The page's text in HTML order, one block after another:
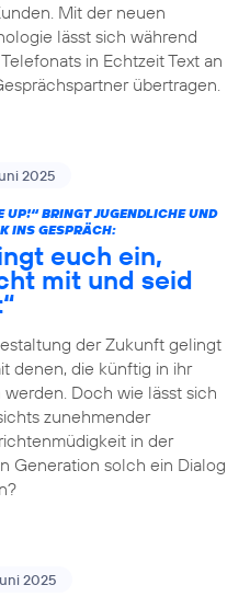
Mit der neuen
lässt sich während
in Echtzeit Text an
übertragen.
2025
UP!“ BRINGT JUGENDLICHE UND
INS GESPRÄCH:
euch ein,
mit und seid
der Zukunft gelingt
denen, die künftig in ihr
werden. Doch wie lässt sich
zunehmender
in der
Generation solch ein Dialog
2025